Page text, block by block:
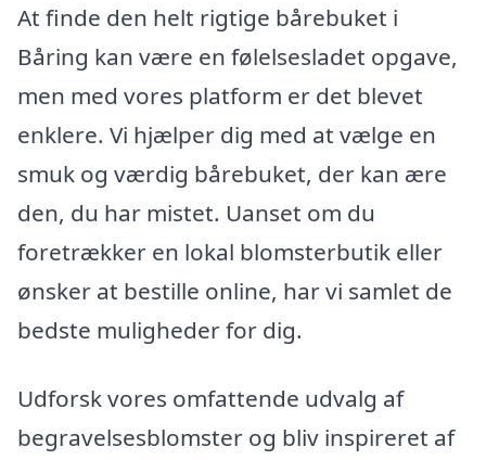
At finde den helt rigtige bårebuket i
Båring kan være en følelsesladet opgave,
men med vores platform er det blevet
enklere. Vi hjælper dig med at vælge en
smuk og værdig bårebuket, der kan ære
den, du har mistet. Uanset om du
foretrækker en lokal blomsterbutik eller
ønsker at bestille online, har vi samlet de
bedste muligheder for dig.
Udforsk vores omfattende udvalg af
begravelsesblomster og bliv inspireret af